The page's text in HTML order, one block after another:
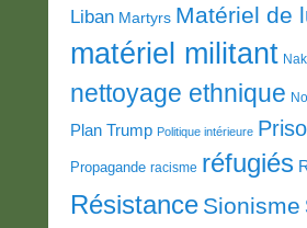
Liban Martyrs Matériel de
matériel militant
nettoyage ethnique
Plan Trump Politique intérieure
Propagande racisme réfugiés
Résistance Sionisme